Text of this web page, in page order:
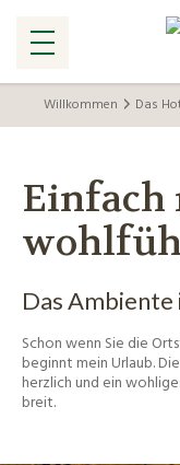
Willkommen Das
Einfach
Das
Schon wenn Sie die
beginnt mein Urlaub.
herzlich und ein
breit.